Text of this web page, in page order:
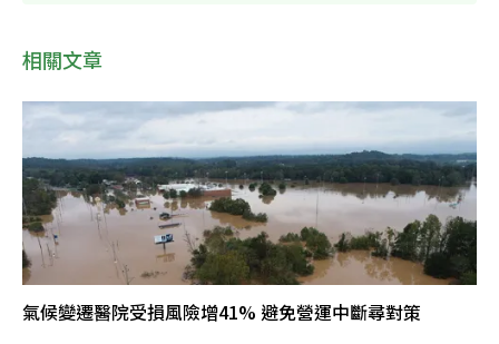
相關文章
氣候變遷醫院受損風險增41% 避免營運中斷尋對策